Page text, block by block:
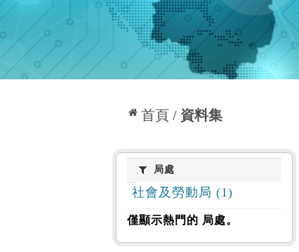
首頁 資料集
局處局處
社會及勞動局 (1)
僅顯示熱門的 局處。